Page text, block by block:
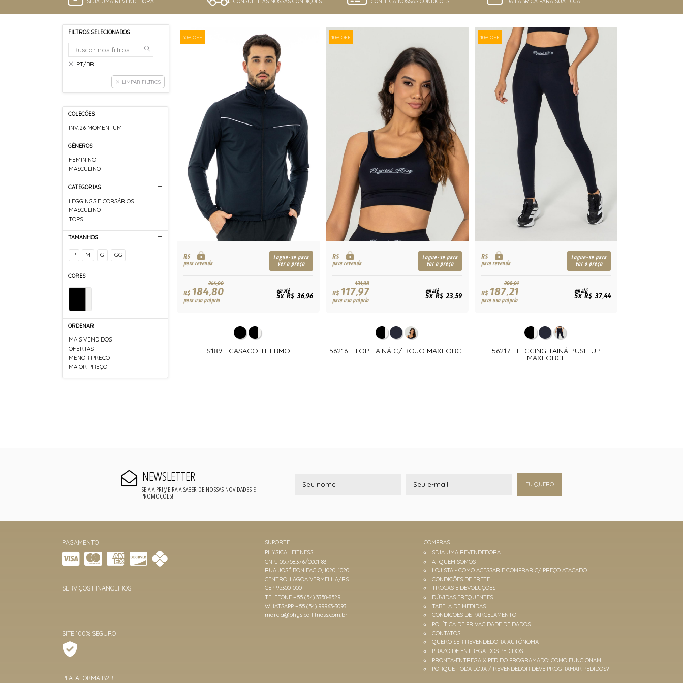
FILTROS SELECIONADOS
PT/BR
LIMPAR FILTROS
COLEÇÕES
INV.26 MOMENTUM
GÊNEROS
FEMININO
MASCULINO
CATEGORIAS
LEGGINGS E CORSÁRIOS
MASCULINO
TOPS
TAMANHOS
P M G GG
CORES
ORDENAR
MAIS VENDIDOS
OFERTAS
MENOR PREÇO
MAIOR PREÇO
30% OFF
R$
para revenda
Logue-se para
ver o preço
264,00
R$184,80
para uso próprio
em até
5x R$ 36,96
S189 - CASACO THERMO
10% OFF
R$
para revenda
Logue-se para
ver o preço
131,08
R$117,97
para uso próprio
em até
5x R$ 23,59
56216 - TOP TAINÁ C/ BOJO MAXFORCE
10% OFF
R$
para revenda
Logue-se para
ver o preço
208,01
R$187,21
para uso próprio
em até
5x R$ 37,44
56217 - LEGGING TAINÁ PUSH UP
MAXFORCE
NEWSLETTER
SEJA A PRIMEIRA A SABER DE NOSSAS NOVIDADES E
PROMOÇÕES!
EU QUERO
PAGAMENTO
SERVIÇOS FINANCEIROS
SITE 100% SEGURO
PLATAFORMA B2B
SUPORTE
PHYSICAL FITNESS
CNPJ 05.758.376/0001-83
RUA JOSÉ BONIFACIO, 1020, 1020
CENTRO, LAGOA VERMELHA/RS
CEP 95300-000
TELEFONE +55 (54) 3358-8529
WHATSAPP +55 (54) 99963-3093
marcia@physicalfitness.com.br
COMPRAS
SEJA UMA REVENDEDORA
A- QUEM SOMOS
LOJISTA - COMO ACESSAR E COMPRAR C/ PREÇO ATACADO
CONDIÇÕES DE FRETE
TROCAS E DEVOLUÇÕES
DÚVIDAS FREQUENTES
TABELA DE MEDIDAS
CONDIÇÕES DE PARCELAMENTO
POLÍTICA DE PRIVACIDADE DE DADOS
CONTATOS
QUERO SER REVENDEDORA AUTÔNOMA
PRAZO DE ENTREGA DOS PEDIDOS
PRONTA-ENTREGA X PEDIDO PROGRAMADO: COMO FUNCIONAM
PORQUE TODA LOJA / REVENDEDOR DEVE PROGRAMAR PEDIDOS?